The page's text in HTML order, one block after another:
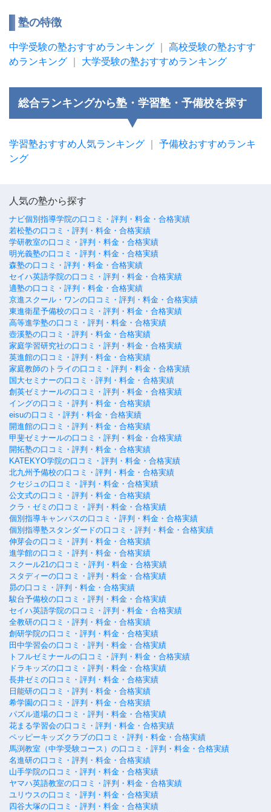
塾の特徴
中学受験の塾おすすめランキング
高校受験の塾おすす
めランキング
大学受験の塾おすすめランキング
総合ランキングから塾・学習塾・予備校を探す
学習塾おすすめ人気ランキング
予備校おすすめランキ
ング
人気の塾から探す
ナビ個別指導学院の口コミ・評判・料金・合格実績
若松塾の口コミ・評判・料金・合格実績
学研教室の口コミ・評判・料金・合格実績
明光義塾の口コミ・評判・料金・合格実績
森塾の口コミ・評判・料金・合格実績
セイハ英語学院の口コミ・評判・料金・合格実績
適塾の口コミ・評判・料金・合格実績
京進スクール・ワンの口コミ・評判・料金・合格実績
東進衛星予備校の口コミ・評判・料金・合格実績
高等進学塾の口コミ・評判・料金・合格実績
壺溪塾の口コミ・評判・料金・合格実績
家庭学習研究社の口コミ・評判・料金・合格実績
英進館の口コミ・評判・料金・合格実績
家庭教師のトライの口コミ・評判・料金・合格実績
国大セミナーの口コミ・評判・料金・合格実績
創英ゼミナールの口コミ・評判・料金・合格実績
イングの口コミ・評判・料金・合格実績
eisuの口コミ・評判・料金・合格実績
開進館の口コミ・評判・料金・合格実績
甲斐ゼミナールの口コミ・評判・料金・合格実績
開拓塾の口コミ・評判・料金・合格実績
KATEKYO学院の口コミ・評判・料金・合格実績
北九州予備校の口コミ・評判・料金・合格実績
クセジュの口コミ・評判・料金・合格実績
公文式の口コミ・評判・料金・合格実績
クラ・ゼミの口コミ・評判・料金・合格実績
個別指導キャンパスの口コミ・評判・料金・合格実績
個別指導塾スタンダードの口コミ・評判・料金・合格実績
伸芽会の口コミ・評判・料金・合格実績
進学館の口コミ・評判・料金・合格実績
スクール21の口コミ・評判・料金・合格実績
スタディーの口コミ・評判・料金・合格実績
昴の口コミ・評判・料金・合格実績
駿台予備校の口コミ・評判・料金・合格実績
セイハ英語学院の口コミ・評判・料金・合格実績
全教研の口コミ・評判・料金・合格実績
創研学院の口コミ・評判・料金・合格実績
田中学習会の口コミ・評判・料金・合格実績
トフルゼミナールの口コミ・評判・料金・合格実績
ドラキッズの口コミ・評判・料金・合格実績
長井ゼミの口コミ・評判・料金・合格実績
日能研の口コミ・評判・料金・合格実績
希学園の口コミ・評判・料金・合格実績
パズル道場の口コミ・評判・料金・合格実績
花まる学習会の口コミ・評判・料金・合格実績
ペッピーキッズクラブの口コミ・評判・料金・合格実績
馬渕教室（中学受験コース）の口コミ・評判・料金・合格実績
名進研の口コミ・評判・料金・合格実績
山手学院の口コミ・評判・料金・合格実績
ヤマハ英語教室の口コミ・評判・料金・合格実績
ユリウスの口コミ・評判・料金・合格実績
四谷大塚の口コミ・評判・料金・合格実績